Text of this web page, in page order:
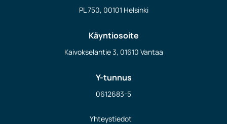
PL 750, 00101 Helsinki
Käyntiosoite
Kaivokselantie 3, 01610 Vantaa
Y-tunnus
0612683-5
Yhteystiedot